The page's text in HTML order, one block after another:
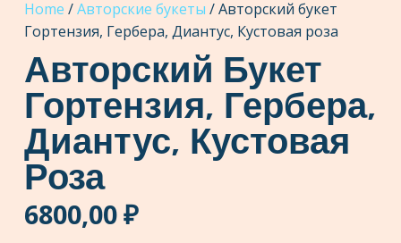
Home /Авторские букеты / Авторский букет
Гортензия, Гербера, Диантус, Кустовая роза
Авторский Букет
Гортензия, Гербера,
Диантус, Кустовая
Роза
6800,00₽